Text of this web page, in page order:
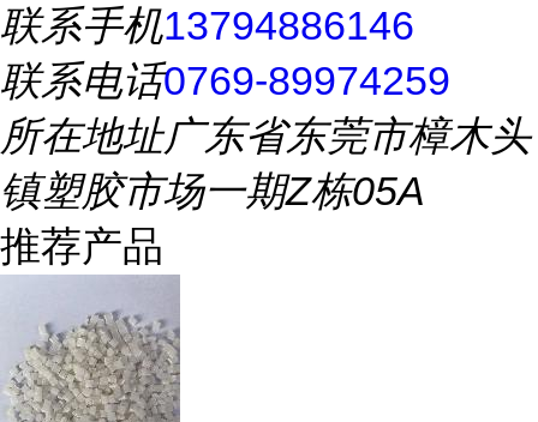
联系手机13794886146
联系电话0769-89974259
所在地址广东省东莞市樟木头
镇塑胶市场一期Z栋05A
推荐产品